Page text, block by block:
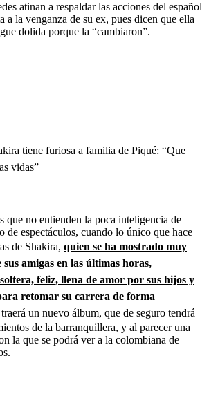
atinan a respaldar las acciones del español
a la venganza de su ex, pues dicen que ella
dolida porque la “cambiaron”.
tiene furiosa a familia de Piqué: “Que
vidas”
que no entienden la poca inteligencia de
de espectáculos, cuando lo único que hace
de Shakira, quien se ha mostrado muy
amigas en las últimas horas,
feliz, llena de amor por sus hijos y
retomar su carrera de forma
un nuevo álbum, que de seguro tendrá
de la barranquillera, y al parecer una
la que se podrá ver a la colombiana de